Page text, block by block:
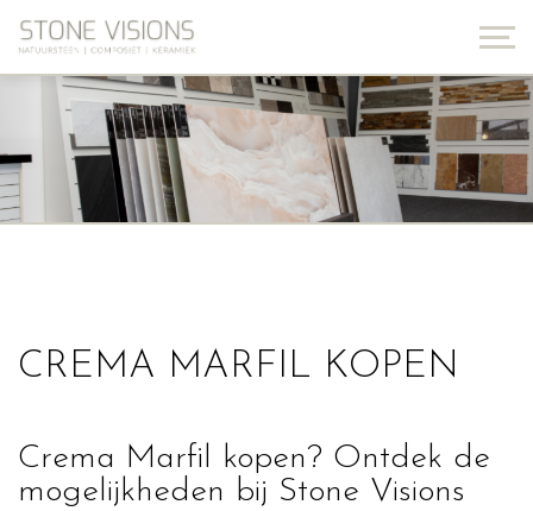
CREMA MARFIL KOPEN
Crema Marfil kopen? Ontdek de
mogelijkheden bij Stone Visions